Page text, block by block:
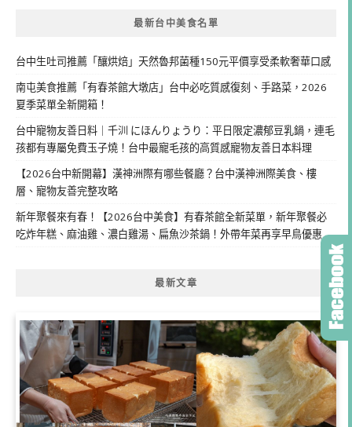
最新台中美食名單
台中生吐司推薦「釀烘焙」天然魯邦菌種150元平價享受柔軟奢華口感
南屯美食推薦「有春茶館大墩店」台中必吃質感復刻、手路菜，2026
夏季菜單全新開箱！
台中寵物友善日料｜千汌 にほんりょうり：平日限定濃郁豆乳鍋，連毛
孩都有專屬免費玉子燒！台中最寵毛孩的高質感寵物友善日本料理
【2026台中新開幕】漢神洲際有哪些餐廳？台中漢神洲際美食、樓
層、寵物友善完整攻略
新年聚餐來有春！【2026台中美食】有春茶館全新菜單，新年聚餐必
吃炸年糕、麻油雞、濃白雞湯、扁魚沙茶鍋！外帶年菜再享早鳥優惠
最新文章